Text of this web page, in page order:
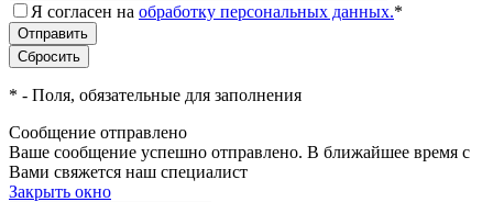
Я согласен на обработку персональных данных.*
* - Поля, обязательные для заполнения
Сообщение отправлено
Ваше сообщение успешно отправлено. В ближайшее время с
Вами свяжется наш специалист
Закрыть окно